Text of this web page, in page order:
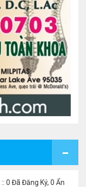
0 Đã Đăng Ký, 0 Ẩn